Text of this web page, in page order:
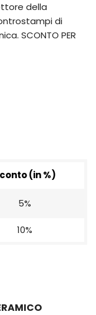
della
di
SCONTO PER
(in %)
5%
10%